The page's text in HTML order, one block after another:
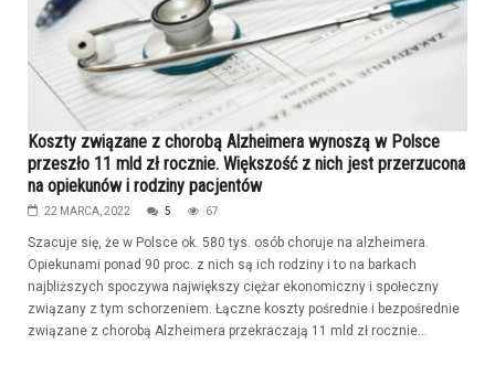
Koszty związane z chorobą Alzheimera wynoszą w Polsce
przeszło 11 mld zł rocznie. Większość z nich jest przerzucona
na opiekunów i rodziny pacjentów
22 MARCA, 2022 5 67
Szacuje się, że w Polsce ok. 580 tys. osób choruje na alzheimera.
Opiekunami ponad 90 proc. z nich są ich rodziny i to na barkach
najbliższych spoczywa największy ciężar ekonomiczny i społeczny
związany z tym schorzeniem. Łączne koszty pośrednie i bezpośrednie
związane z chorobą Alzheimera przekraczają 11 mld zł rocznie...